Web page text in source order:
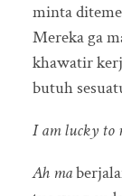
minta
Mereka ga
khawatir
butuh
I am lucky to
Ah ma